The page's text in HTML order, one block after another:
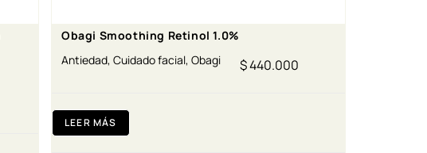
Obagi Smoothing Retinol 1.0%
Antiedad, Cuidado facial, Obagi $440.000
LEER MÁS